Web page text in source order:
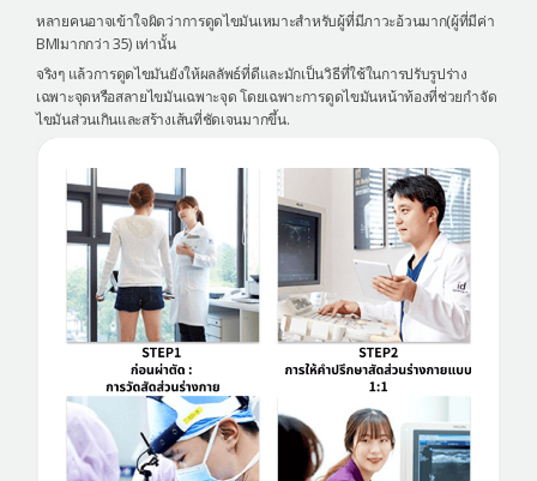
หลายคนอาจเข้าใจผิดว่าการดูดไขมันเหมาะสำหรับผู้ที่มีภาวะอ้วนมาก(ผู้ที่มีค่า
BMIมากกว่า 35) เท่านั้น
จริงๆ แล้วการดูดไขมันยังให้ผลลัพธ์ที่ดีและมักเป็นวิธีที่ใช้ในการปรับรูปร่าง
เฉพาะจุดหรือสลายไขมันเฉพาะจุด โดยเฉพาะการดูดไขมันหน้าท้องที่ช่วยกำจัด
ไขมันส่วนเกินและสร้างเส้นที่ชัดเจนมากขึ้น.